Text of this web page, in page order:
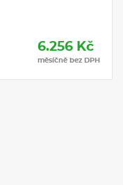
6.256 Kč
měsíčně bez DPH